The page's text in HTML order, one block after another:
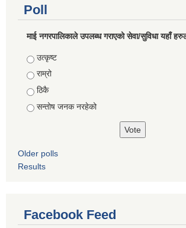
Poll
माई नगरपालिकाले उपलब्ध गराएको सेवा/सुविधा यहाँ
Choices
उत्कृष्ट
राम्रो
ठिकै
सन्तोष जनक नरहेको
Older polls
Results
Facebook Feed